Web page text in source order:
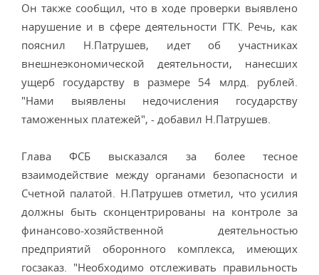
Он также сообщил, что в ходе проверки выявлено
нарушение и в сфере деятельности ГТК. Речь, как
пояснил Н.Патрушев, идет об участниках
внешнеэкономической деятельности, нанесших
ущерб государству в размере 54 млрд. рублей.
"Нами выявлены недочисления государству
таможенных платежей", - добавил Н.Патрушев.
Глава ФСБ высказался за более тесное
взаимодействие между органами безопасности и
Счетной палатой. Н.Патрушев отметил, что усилия
должны быть сконцентрированы на контроле за
финансово-хозяйственной деятельностью
предприятий оборонного комплекса, имеющих
госзаказ. "Необходимо отслеживать правильность